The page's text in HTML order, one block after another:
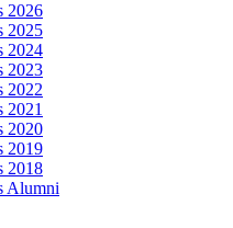
2026
2025
2024
2023
2022
2021
2020
2019
2018
Alumni